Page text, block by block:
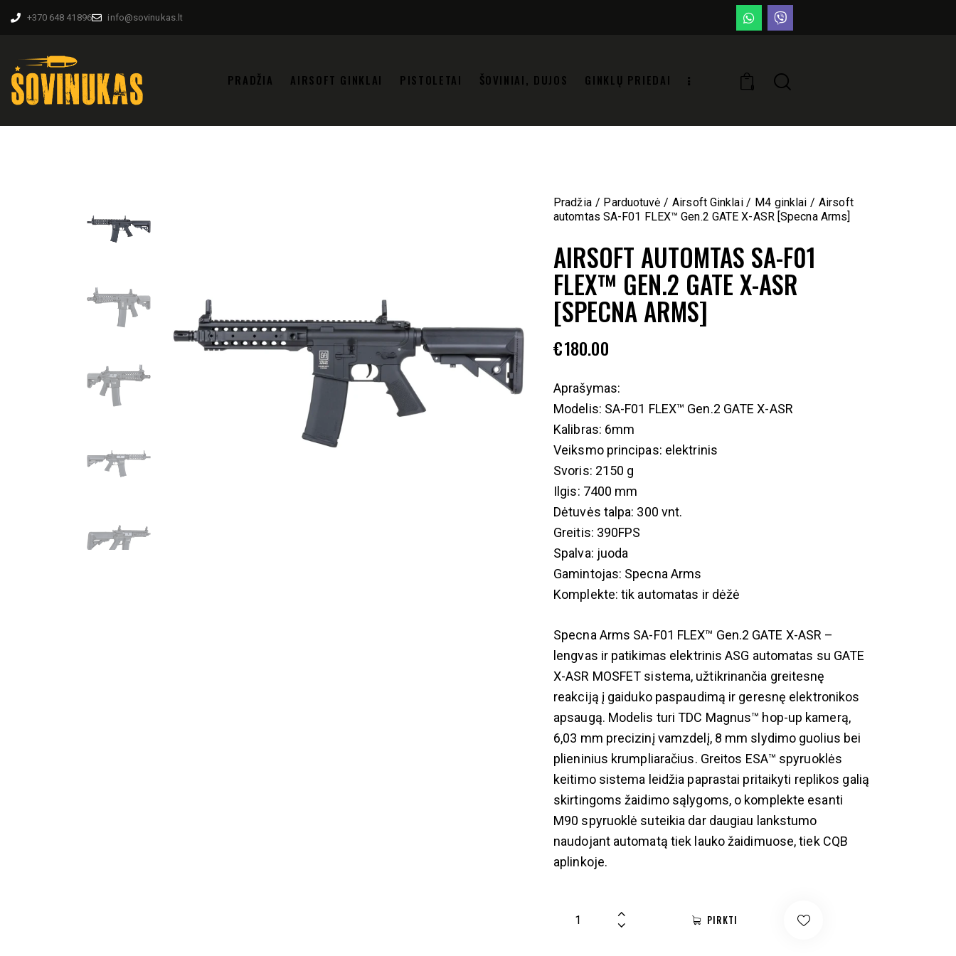
+370 648 41896 info@sovinukas.lt
PRADŽIA AIRSOFT GINKLAI PISTOLETAI ŠOVINIAI, DUJOS GINKLŲ PRIEDAI
0
Pradžia Parduotuvė Airsoft Ginklai M4 ginklai
Airsoft
automtas SA-F01 FLEX™ Gen.2 GATE X-ASR [Specna Arms]
AIRSOFT AUTOMTAS SA-F01
FLEX™ GEN.2 GATE X-ASR
[SPECNA ARMS]
€180.00
Aprašymas:
Modelis: SA-F01 FLEX™ Gen.2 GATE X-ASR
Kalibras: 6mm
Veiksmo principas: elektrinis
Svoris: 2150 g
Ilgis: 7400 mm
Dėtuvės talpa: 300 vnt.
Greitis: 390FPS
Spalva: juoda
Gamintojas: Specna Arms
Komplekte: tik automatas ir dėžė
Specna Arms SA-F01 FLEX™ Gen.2 GATE X-ASR –
lengvas ir patikimas elektrinis ASG automatas su GATE
X-ASR MOSFET sistema, užtikrinančia greitesnę
reakciją į gaiduko paspaudimą ir geresnę elektronikos
apsaugą. Modelis turi TDC Magnus™ hop-up kamerą,
6,03 mm precizinį vamzdelį, 8 mm slydimo guolius bei
plieninius krumpliaračius. Greitos ESA™ spyruoklės
keitimo sistema leidžia paprastai pritaikyti replikos galią
skirtingoms žaidimo sąlygoms, o komplekte esanti
M90 spyruoklė suteikia dar daugiau lankstumo
naudojant automatą tiek lauko žaidimuose, tiek CQB
aplinkoje.
PIRKTI